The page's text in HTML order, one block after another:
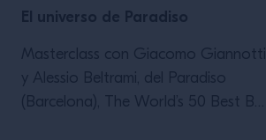
El universo de Paradiso
Masterclass con Giacomo Giannotti
y Alessio Beltrami, del Paradiso
(Barcelona), The World’s 50 Best Bar